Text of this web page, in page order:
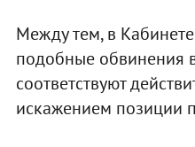
Между тем, в
подобные обвинения
соответствуют
искажением позиции